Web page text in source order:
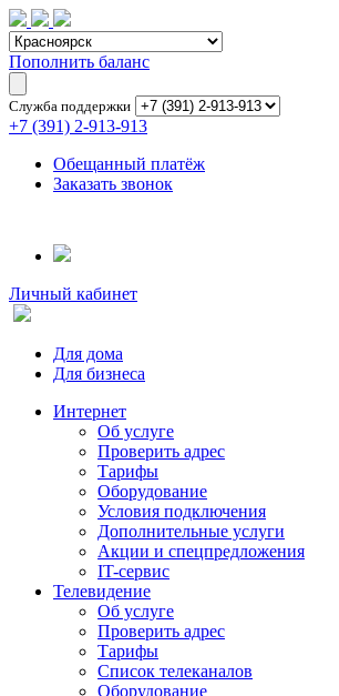
Пополнить баланс
Служба поддержки
+7 (391) 2-913-913
Обещанный платёж
Заказать звонок
Личный кабинет
Для дома
Для бизнеса
Интернет
Об услуге
Проверить адрес
Тарифы
Оборудование
Условия подключения
Дополнительные услуги
Акции и спецпредложения
IT-сервис
Телевидение
Об услуге
Проверить адрес
Тарифы
Список телеканалов
Оборудование